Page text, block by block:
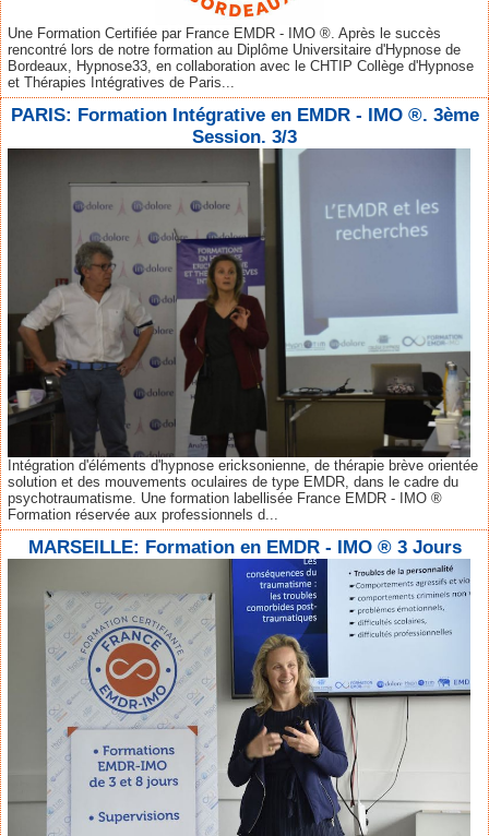
Une Formation Certifiée par France EMDR - IMO ®. Après le succès
rencontré lors de notre formation au Diplôme Universitaire d'Hypnose de
Bordeaux, Hypnose33, en collaboration avec le CHTIP Collège d'Hypnose
et Thérapies Intégratives de Paris...
PARIS: Formation Intégrative en EMDR - IMO ®. 3ème
Session. 3/3
Intégration d'éléments d'hypnose ericksonienne, de thérapie brève orientée
solution et des mouvements oculaires de type EMDR, dans le cadre du
psychotraumatisme. Une formation labellisée France EMDR - IMO ®
Formation réservée aux professionnels d...
MARSEILLE: Formation en EMDR - IMO ® 3 Jours